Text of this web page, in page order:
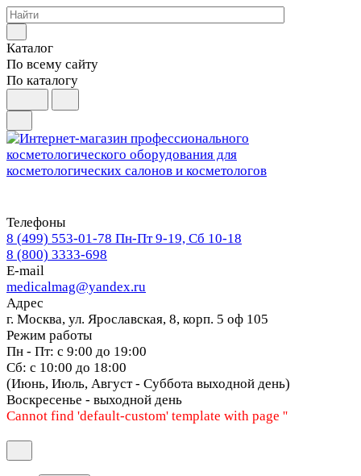
Каталог
По всему сайту
По каталогу
Телефоны
8 (499) 553-01-78 Пн-Пт 9-19, Сб 10-18
8 (800) 3333-698
E-mail
medicalmag@yandex.ru
Адрес
г. Москва, ул. Ярославская, 8, корп. 5 оф 105
Режим работы
Пн - Пт: с 9:00 до 19:00
Сб: с 10:00 до 18:00
(Июнь, Июль, Август - Суббота выходной день)
Воскресенье - выходной день
Cannot find 'default-custom' template with page ''